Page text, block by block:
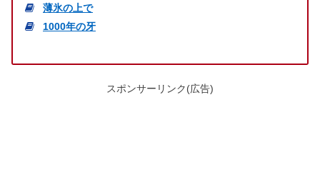
薄氷の上で
1000年の牙
スポンサーリンク(広告)